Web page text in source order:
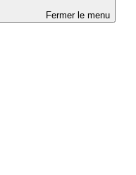
Fermer le menu